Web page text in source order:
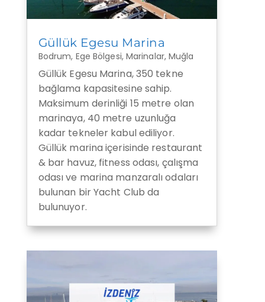
Güllük Egesu Marina
Bodrum, Ege Bölgesi, Marinalar,Muğla
Güllük Egesu Marina, 350 tekne
bağlama kapasitesine sahip.
Maksimum derinliği 15 metre olan
marinaya, 40 metre uzunluğa
kadar tekneler kabul ediliyor.
Güllük marina içerisinde restaurant
& bar havuz, fitness odası, çalışma
odası ve marina manzaralı odaları
bulunan bir Yacht Club da
bulunuyor.